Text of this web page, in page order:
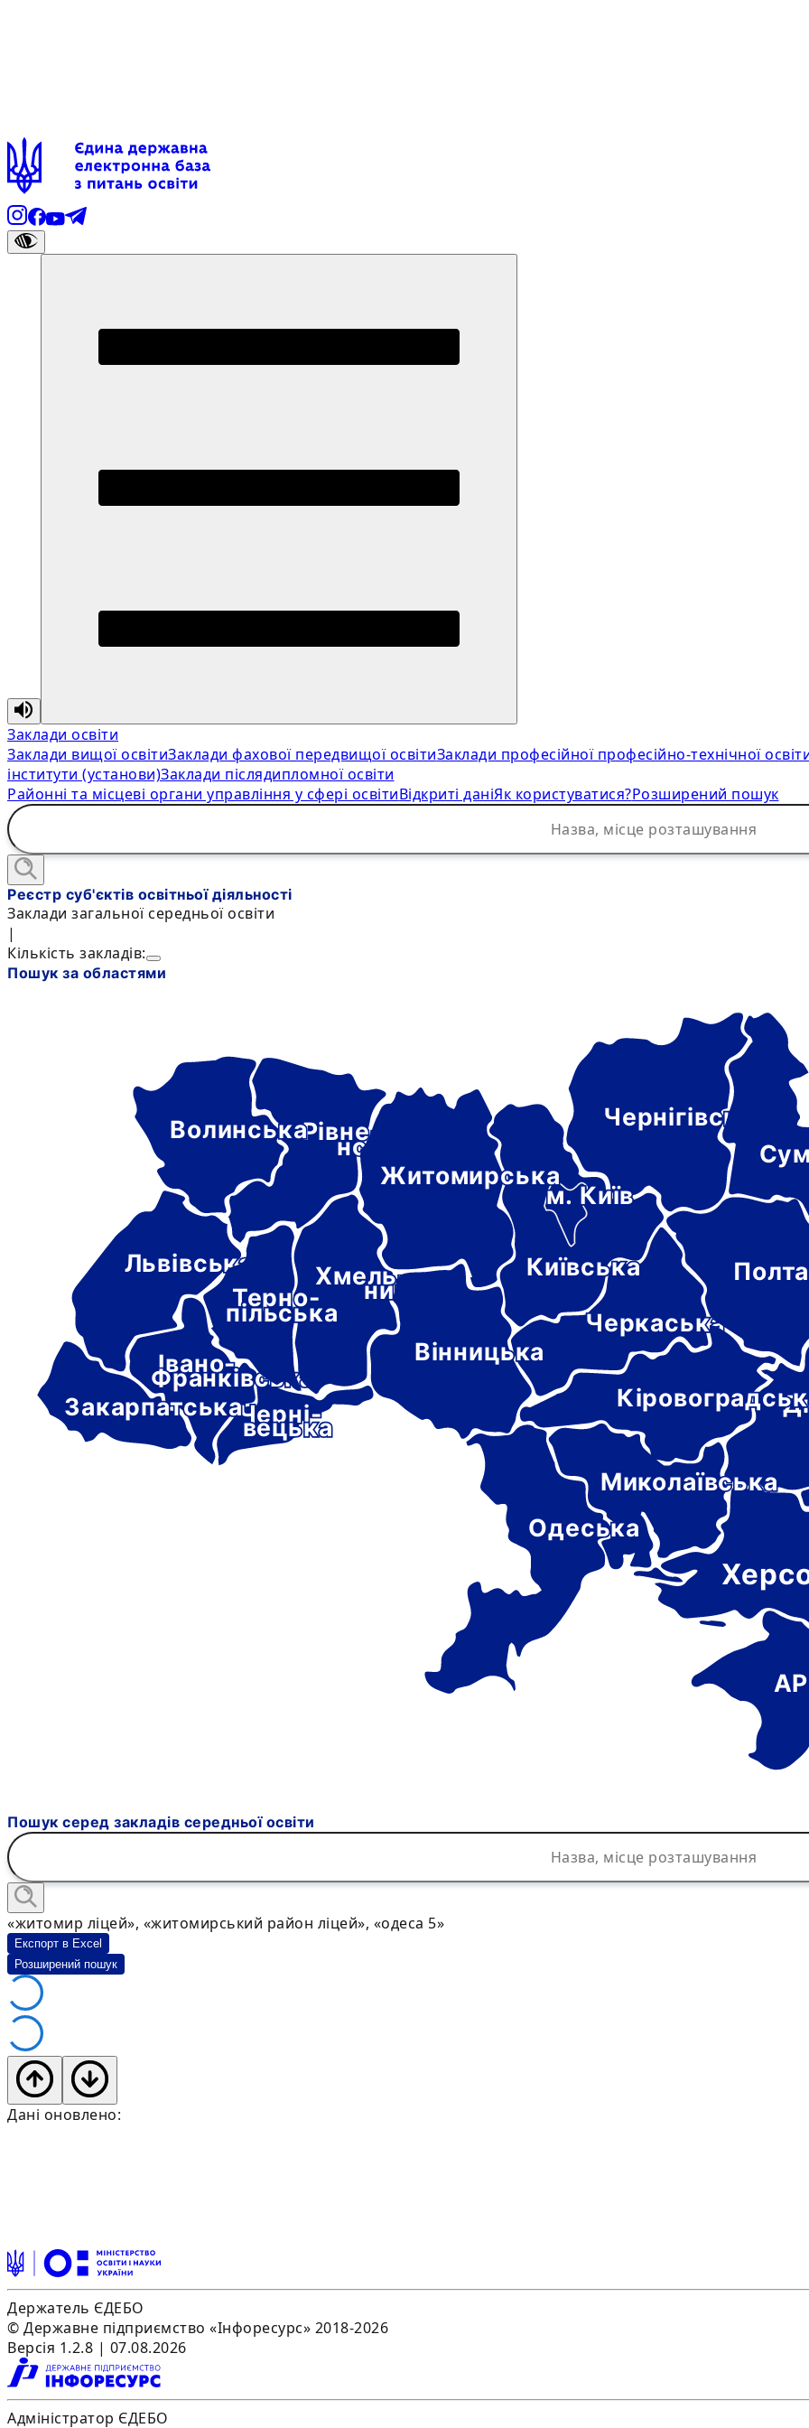
Заклади освіти
Заклади вищої освітиЗаклади фахової передвищої освітиЗаклади професійної професійно-технічної
інститути (установи)Заклади післядипломної освіти
Районні та місцеві органи управління у сфері освітиВідкриті даніЯк користуватися?Розширений пошук
Реєстр суб'єктів освітньої діяльності
Заклади загальної середньої освіти
|
Кількість закладів:
Пошук за областями
Черкаська
Чернігівська
Черні-
вецька
Івано-
Франківська
Хмель-
ницька
Київська
м. Київ
Львівська
Миколаївська
Одеська
Рівне-
нська
Терно-
пільська
Вінницька
Волинська
Закарпатська
Житомирська
Пошук серед закладів середньої освіти
«житомир ліцей», «житомирський район ліцей», «одеса 5»
Експорт в Excel
Розширений пошук
Дані оновлено:
Держатель ЄДЕБО
© Державне підприємство «Інфоресурс» 2018-2026
Версія 1.2.8 | 07.08.2026
Адміністратор ЄДЕБО